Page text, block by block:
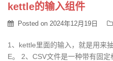
kettle的输入组件
Posted on 2024年12月19日
1、kettle里面的输入，就是用来
E。 2、CSV文件是一种带有固